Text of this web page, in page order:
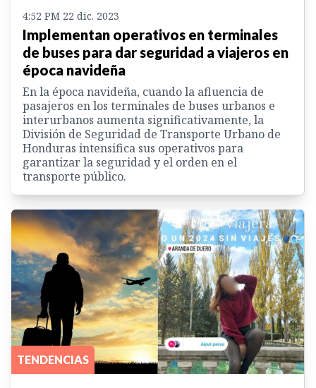
4:52 PM 22 dic. 2023
Implementan operativos en terminales
de buses para dar seguridad a viajeros en
época navideña
En la época navideña, cuando la afluencia de
pasajeros en los terminales de buses urbanos e
interurbanos aumenta significativamente, la
División de Seguridad de Transporte Urbano de
Honduras intensifica sus operativos para
garantizar la seguridad y el orden en el
transporte público.
TENDENCIAS